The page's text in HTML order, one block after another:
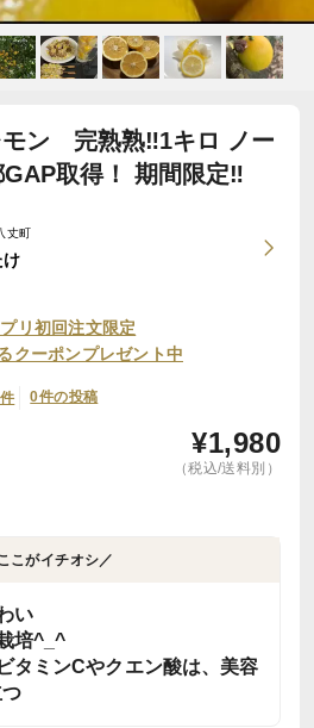
ン 完熟熟‼️1キロ ノー
取得！ 期間限定‼
丈町
け
リ初回注文限定
クーポンプレゼント中
0件の投稿
¥1,980
（税込/送料別）
こがイチオシ／
い
培^_^
タミンCやクエン酸は、美容